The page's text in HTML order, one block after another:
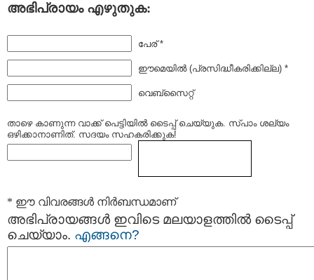
അഭിപ്രായം എഴുതുക:
പേര് *
ഈമെയില്‍ (പ്രസിദ്ധീകരിക്കില്ല) *
വെബ്സൈറ്റ്
താഴെ കാണുന്ന വാക്ക് പെട്ടിയില്‍ ടൈപ്പ്‌ ചെയ്യുക. സ്പാം ശല്യം
ഒഴിക്കാനാണിത്. സദയം സഹകരിക്കുക!
* ഈ വിവരങ്ങള്‍ നിര്‍ബന്ധമാണ്
അഭിപ്രായങ്ങള്‍ ഇവിടെ മലയാളത്തില്‍ ടൈപ്പ്
ചെയ്യാം. എങ്ങനെ?